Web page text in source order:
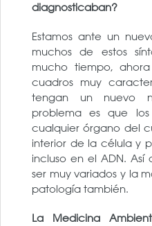
diagnosticaban?
Estamos ante un
muchos de estos
mucho tiempo,
cuadros muy
tengan un nuevo
problema es que
cualquier órgano del
interior de la célula y
incluso en el ADN. Así
ser muy variados y la
patología también.
La Medicina